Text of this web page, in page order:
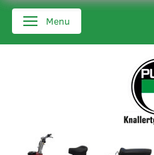
Skifte navigation
Menu